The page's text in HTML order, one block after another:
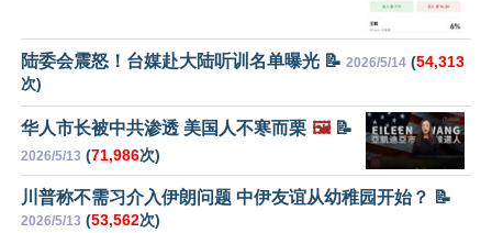
陆委会震怒！台媒赴大陆听训名单曝光 📝 2026/5/14 (54,313
次)
华人市长被中共渗透 美国人不寒而栗 🖼️📝
2026/5/13 (71,986次)
川普称不需习介入伊朗问题 中伊友谊从幼稚园开始？ 📝
2026/5/13 (53,562次)